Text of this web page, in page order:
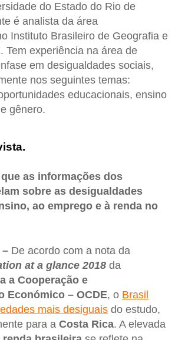
do Estado do Rio de
é analista da área
Instituto Brasileiro de Geografia e
Tem experiência na área de
em desigualdades sociais,
nos seguintes temas:
educacionais, ensino
gênero.
as informações dos
sobre as desigualdades
ao emprego e à renda no
– De acordo com a nota da
at a glance 2018 da
a Cooperação e
Económico – OCDE, o Brasil
mais desiguais do estudo,
para a Costa Rica. A elevada